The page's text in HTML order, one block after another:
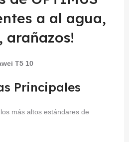
a al agua,
arañazos!
T5 10
Principales
más altos estándares de